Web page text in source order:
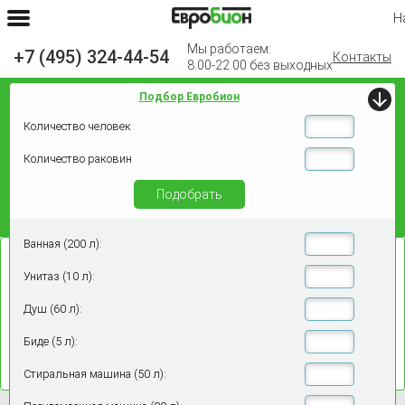
+7 (495) 324-44-54
Мы работаем:
8.00-22.00 без выходных
Контакты
Подбор Евробион
Количество человек
Количество раковин
Подобрать
Ванная (200 л):
Унитаз (10 л):
Душ (60 л):
Биде (5 л):
Стиральная машина (50 л):
ВСЕГДА НА СВЯЗИ!
+7 (495) 324-44-54